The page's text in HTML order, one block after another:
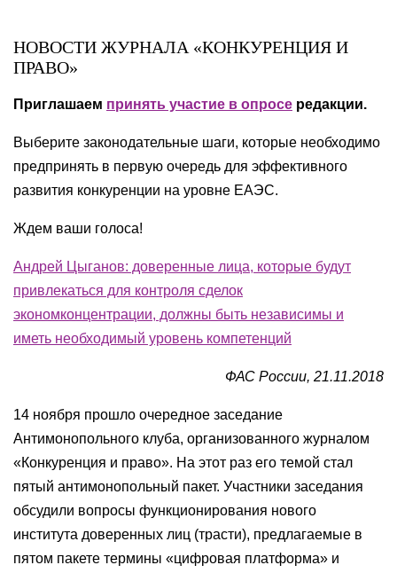
НОВОСТИ ЖУРНАЛА «КОНКУРЕНЦИЯ И
ПРАВО»
Приглашаем принять участие в опросе редакции.
Выберите законодательные шаги, которые необходимо
предпринять в первую очередь для эффективного
развития конкуренции на уровне ЕАЭС.
Ждем ваши голоса!
Андрей Цыганов: доверенные лица, которые будут
привлекаться для контроля сделок
экономконцентрации, должны быть независимы и
иметь необходимый уровень компетенций
ФАС России, 21.11.2018
14 ноября прошло очередное заседание
Антимонопольного клуба, организованного журналом
«Конкуренция и право». На этот раз его темой стал
пятый антимонопольный пакет. Участники заседания
обсудили вопросы функционирования нового
института доверенных лиц (трасти), предлагаемые в
пятом пакете термины «цифровая платформа» и